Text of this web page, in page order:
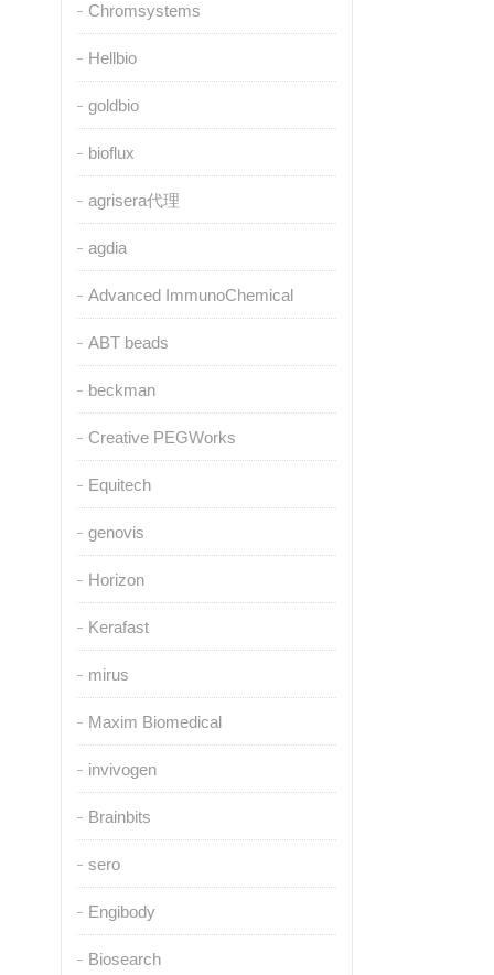
Chromsystems
Hellbio
goldbio
bioflux
agrisera代理
agdia
Advanced ImmunoChemical
ABT beads
beckman
Creative PEGWorks
Equitech
genovis
Horizon
Kerafast
mirus
Maxim Biomedical
invivogen
Brainbits
sero
Engibody
Biosearch